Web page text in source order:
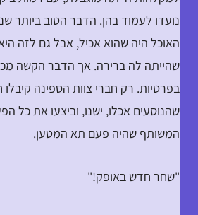
נועדו לעמוד בהן. הדבר הטוב ביותר
האוכל היה שהוא אכיל, אבל גם לזה
שהייתה לה ברירה. אך הדבר הקשה
בפרטיות. רק חברי צוות הספינה קיבלו
שהנוסעים אכלו, ישנו, וביצעו את כל
המשותף שהיה פעם תא המטען.
"שחר חדש באופק!"